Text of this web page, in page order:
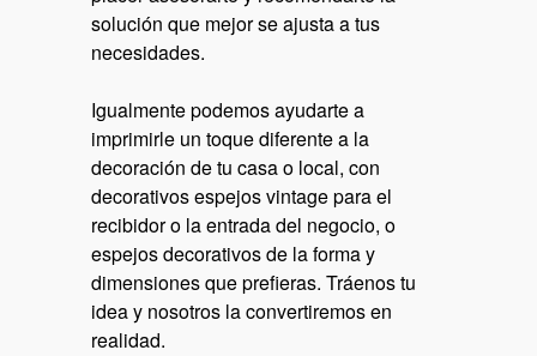
solución que mejor se ajusta a tus
necesidades.
Igualmente podemos ayudarte a
imprimirle un toque diferente a la
decoración de tu casa o local, con
decorativos espejos vintage para el
recibidor o la entrada del negocio, o
espejos decorativos de la forma y
dimensiones que prefieras. Tráenos tu
idea y nosotros la convertiremos en
realidad.